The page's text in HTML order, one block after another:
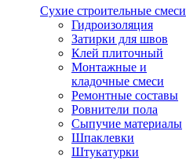
Сухие строительные смеси
Гидроизоляция
Затирки для швов
Клей плиточный
Монтажные и
кладочные смеси
Ремонтные составы
Ровнители пола
Сыпучие материалы
Шпаклевки
Штукатурки